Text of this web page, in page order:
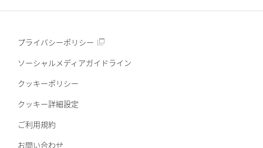
プライバシーポリシー
ソーシャルメディアガイドライン
クッキーポリシー
クッキー詳細設定
ご利用規約
お問い合わせ